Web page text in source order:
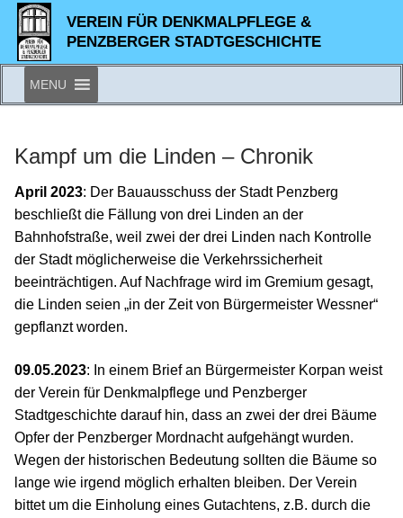
Zum
Inhalt
springen
VEREIN FÜR DENKMALPFLEGE &
PENZBERGER STADTGESCHICHTE
MENU
Kampf um die Linden – Chronik
April 2023: Der Bauausschuss der Stadt Penzberg
beschließt die Fällung von drei Linden an der
Bahnhofstraße, weil zwei der drei Linden nach Kontrolle
der Stadt möglicherweise die Verkehrssicherheit
beeinträchtigen. Auf Nachfrage wird im Gremium gesagt,
die Linden seien „in der Zeit von Bürgermeister Wessner“
gepflanzt worden.
09.05.2023: In einem Brief an Bürgermeister Korpan weist
der Verein für Denkmalpflege und Penzberger
Stadtgeschichte darauf hin, dass an zwei der drei Bäume
Opfer der Penzberger Mordnacht aufgehängt wurden.
Wegen der historischen Bedeutung sollten die Bäume so
lange wie irgend möglich erhalten bleiben. Der Verein
bittet um die Einholung eines Gutachtens, z.B. durch die